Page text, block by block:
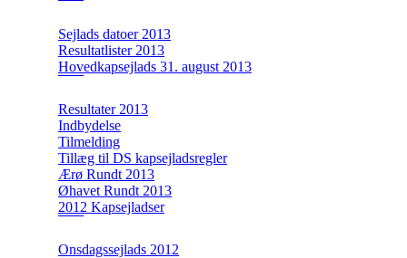
Sejlads datoer 2013
Resultatlister 2013
Hovedkapsejlads 31. august 2013
Resultater 2013
Indbydelse
Tilmelding
Tillæg til DS kapsejladsregler
Ærø Rundt 2013
Øhavet Rundt 2013
2012 Kapsejladser
Onsdagssejlads 2012